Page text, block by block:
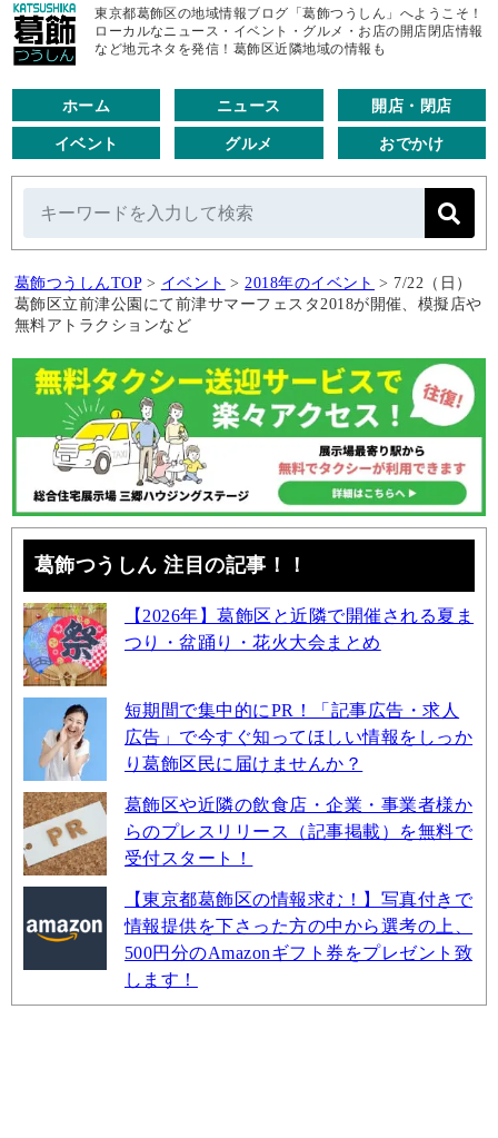
東京都葛飾区の地域情報ブログ「葛飾つうしん」へようこそ！
ローカルなニュース・イベント・グルメ・お店の開店閉店情報
など地元ネタを発信！葛飾区近隣地域の情報も
ホーム ニュース 開店・閉店
イベント グルメ おでかけ
葛飾つうしんTOP > イベント > 2018年のイベント > 7/22（日）
葛飾区立前津公園にて前津サマーフェスタ2018が開催、模擬店や
無料アトラクションなど
葛飾つうしん 注目の記事！！
【2026年】葛飾区と近隣で開催される夏ま
つり・盆踊り・花火大会まとめ
短期間で集中的にPR！「記事広告・求人
広告」で今すぐ知ってほしい情報をしっか
り葛飾区民に届けませんか？
葛飾区や近隣の飲食店・企業・事業者様か
らのプレスリリース（記事掲載）を無料で
受付スタート！
【東京都葛飾区の情報求む！】写真付きで
情報提供を下さった方の中から選考の上、
500円分のAmazonギフト券をプレゼント致
します！